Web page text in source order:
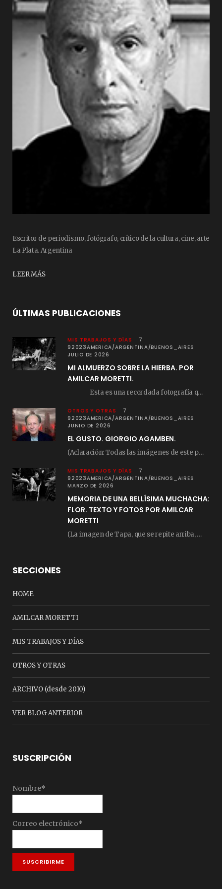
Escritor de periodismo, fotógrafo, crítico de la cultura, cine, arte
La Plata. Argentina
LEER MÁS
ÚLTIMAS PUBLICACIONES
MIS TRABAJOS Y DÍAS
7
92023AMERICA/ARGENTINA/BUENOS_AIRES
JULIO DE 2026
MI ALMUERZO SOBRE LA HIERBA. POR
AMILCAR MORETTI.
Esta es una recordada fotografía que registré…
OTROS Y OTRAS
7
92023AMERICA/ARGENTINA/BUENOS_AIRES
JUNIO DE 2026
EL GUSTO. GIORGIO AGAMBEN.
(Aclaración: Todas las imágenes de este posteo fueron tomadas de Bloghemia.com, y todos los…
MIS TRABAJOS Y DÍAS
7
92023AMERICA/ARGENTINA/BUENOS_AIRES
MARZO DE 2026
MEMORIA DE UNA BELLÍSIMA MUCHACHA:
FLOR. TEXTO Y FOTOS POR AMILCAR
MORETTI
(La imagen de Tapa, que se repite arriba, fue compuesta por Amilcar Moretti el viernes…
SECCIONES
HOME
AMILCAR MORETTI
MIS TRABAJOS Y DÍAS
OTROS Y OTRAS
ARCHIVO (desde 2010)
VER BLOG ANTERIOR
SUSCRIPCIÓN
Nombre*
Correo electrónico*